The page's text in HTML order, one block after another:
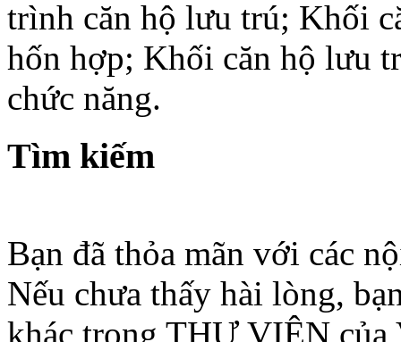
trình căn hộ lưu trú; Khối
hốn hợp; Khối căn hộ lưu
chức năng.
Tìm kiếm
Bạn đã thỏa mãn với các
Nếu chưa thấy hài lòng,
khác trong THƯ VIỆN của